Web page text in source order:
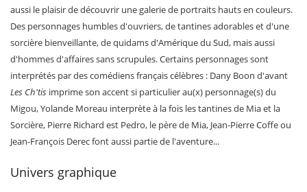
aussi le plaisir de découvrir une galerie de portraits hauts en couleurs.
Des personnages humbles d'ouvriers, de tantines adorables et d'une
sorcière bienveillante, de quidams d'Amérique du Sud, mais aussi
d'hommes d'affaires sans scrupules. Certains personnages sont
interprétés par des comédiens français célèbres : Dany Boon d'avant
Les Ch'tis imprime son accent si particulier au(x) personnage(s) du
Migou, Yolande Moreau interprète à la fois les tantines de Mia et la
Sorcière, Pierre Richard est Pedro, le père de Mia, Jean-Pierre Coffe ou
Jean-François Derec font aussi partie de l'aventure...
Univers graphique